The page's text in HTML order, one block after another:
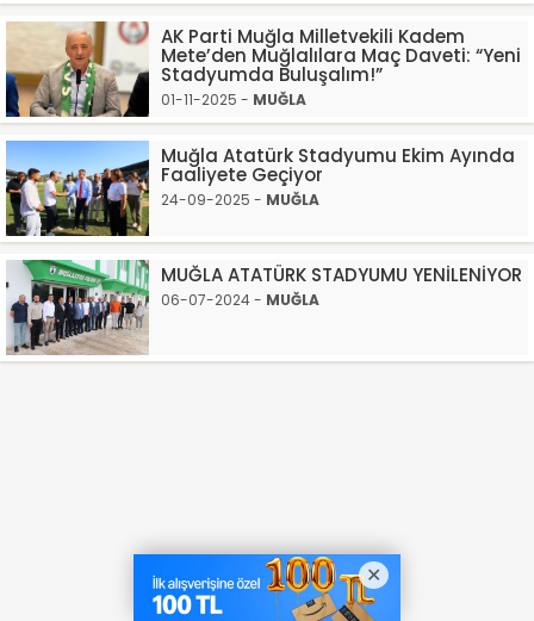
AK Parti Muğla Milletvekili Kadem
Mete’den Muğlalılara Maç Daveti: “Yeni
Stadyumda Buluşalım!”
01-11-2025 - MUĞLA
Muğla Atatürk Stadyumu Ekim Ayında
Faaliyete Geçiyor
24-09-2025 - MUĞLA
MUĞLA ATATÜRK STADYUMU YENİLENİYOR
06-07-2024 - MUĞLA